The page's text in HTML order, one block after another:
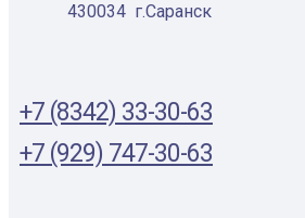
430034 г.Саранск
+7 (8342) 33-30-63
+7 (929) 747-30-63